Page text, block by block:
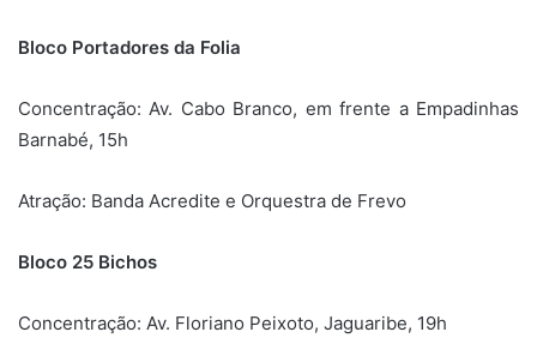
Bloco Portadores da Folia
Concentração: Av. Cabo Branco, em frente a Empadinhas
Barnabé, 15h
Atração: Banda Acredite e Orquestra de Frevo
Bloco 25 Bichos
Concentração: Av. Floriano Peixoto, Jaguaribe, 19h